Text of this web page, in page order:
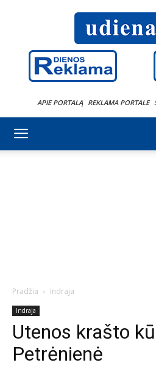
APIE PORTALĄ REKLAMA PORTALE
Pradžia Indraja
Indraja
Utenos krašto
Petrėnienė